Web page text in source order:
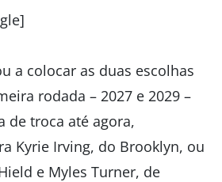
a colocar as duas escolhas
rodada – 2027 e 2029 –
de troca até agora,
Kyrie Irving, do Brooklyn, ou
e Myles Turner, de